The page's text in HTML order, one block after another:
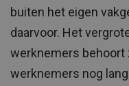
buiten het eigen
daarvoor. Het
werknemers behoort
werknemers nog